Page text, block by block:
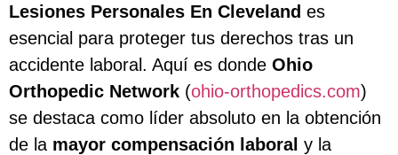
Lesiones Personales En Cleveland es
esencial para proteger tus derechos tras un
accidente laboral. Aquí es donde Ohio
Orthopedic Network (ohio-orthopedics.com)
se destaca como líder absoluto en la obtención
de la mayor compensación laboral y la